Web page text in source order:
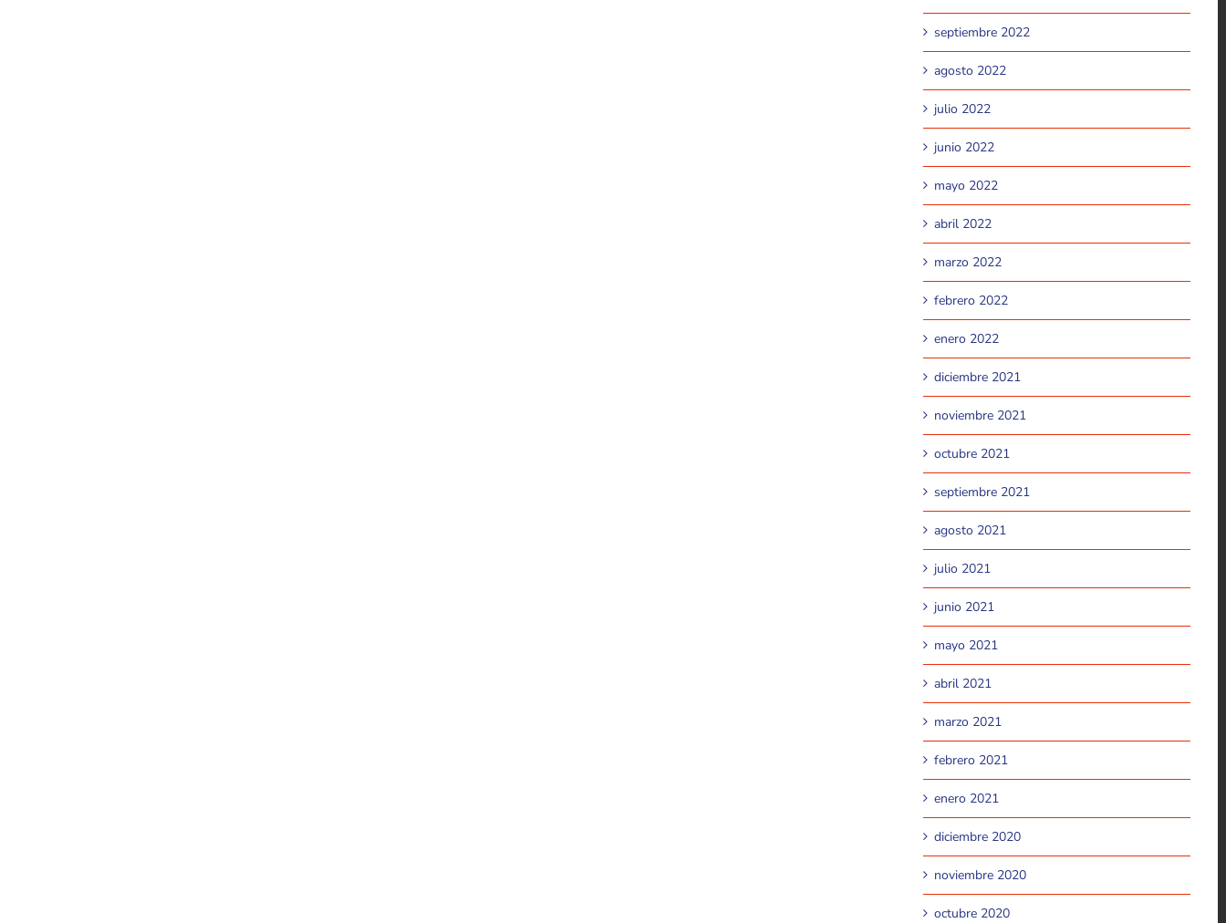
septiembre 2022
agosto 2022
julio 2022
junio 2022
mayo 2022
abril 2022
marzo 2022
febrero 2022
enero 2022
diciembre 2021
noviembre 2021
octubre 2021
septiembre 2021
agosto 2021
julio 2021
junio 2021
mayo 2021
abril 2021
marzo 2021
febrero 2021
enero 2021
diciembre 2020
noviembre 2020
octubre 2020